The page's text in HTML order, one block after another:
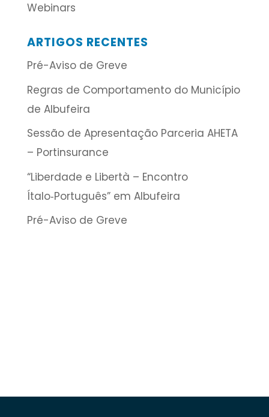
Webinars
ARTIGOS RECENTES
Pré-Aviso de Greve
Regras de Comportamento do Município
de Albufeira
Sessão de Apresentação Parceria AHETA
– Portinsurance
“Liberdade e Libertà – Encontro
Ítalo‑Português” em Albufeira
Pré-Aviso de Greve